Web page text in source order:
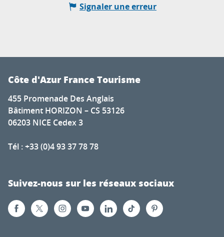
Signaler une erreur
Côte d'Azur France Tourisme
455 Promenade Des Anglais
Bâtiment HORIZON – CS 53126
06203 NICE Cedex 3
Tél : +33 (0)4 93 37 78 78
Suivez-nous sur les réseaux sociaux